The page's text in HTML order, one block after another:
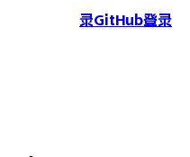
录GitHub登录